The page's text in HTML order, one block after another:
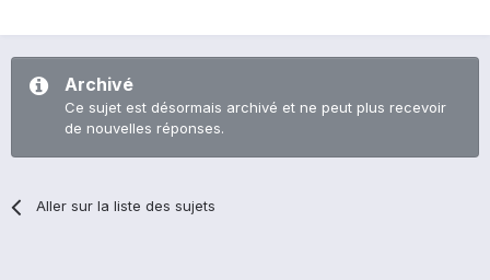
Archivé
Ce sujet est désormais archivé et ne peut plus recevoir
de nouvelles réponses.
Aller sur la liste des sujets